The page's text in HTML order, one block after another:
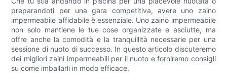
preparandoti per una gara competitiva, avere uno zaino
impermeabile affidabile è essenziale. Uno zaino impermeabile
non solo mantiene le tue cose organizzate e asciutte, ma
offre anche la comodità e la tranquillità necessarie per una
sessione di nuoto di successo. In questo articolo discuteremo
dei migliori zaini impermeabili per il nuoto e forniremo consigli
su come imballarli in modo efficace.